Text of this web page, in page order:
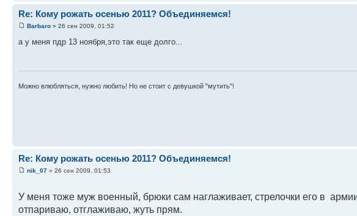
Re: Кому рожать осенью 2011? Объединяемся!
Barbaro » 26 сен 2009, 01:52
а у меня пдр 13 ноября,это так еще долго...
Можно влюбляться, нужно любить! Но не стоит с девушкой "мутить"!
Re: Кому рожать осенью 2011? Объединяемся!
nik_07 » 26 сен 2009, 01:53
У меня тоже муж военный, брюки сам наглаживает, стрелочки его в
отпариваю, отглаживаю, жуть прям.